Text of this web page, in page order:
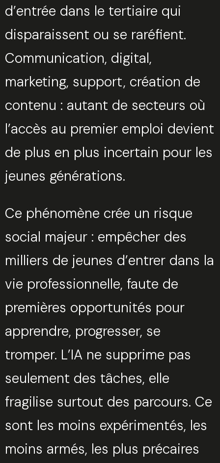
d’entrée dans le tertiaire qui
disparaissent ou se raréfient.
Communication, digital,
marketing, support, création de
contenu : autant de secteurs où
l’accès au premier emploi devient
de plus en plus incertain pour les
jeunes générations.
Ce phénomène crée un risque
social majeur : empêcher des
milliers de jeunes d’entrer dans la
vie professionnelle, faute de
premières opportunités pour
apprendre, progresser, se
tromper. L’IA ne supprime pas
seulement des tâches, elle
fragilise surtout des parcours. Ce
sont les moins expérimentés, les
moins armés, les plus précaires